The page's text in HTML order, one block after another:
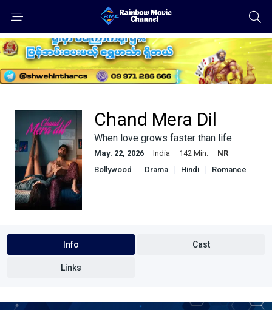
Chand Mera Dil
When love grows faster than life
May. 22, 2026 India 142 Min.
NR
Bollywood
Drama Hindi Romance
Info Cast
Links